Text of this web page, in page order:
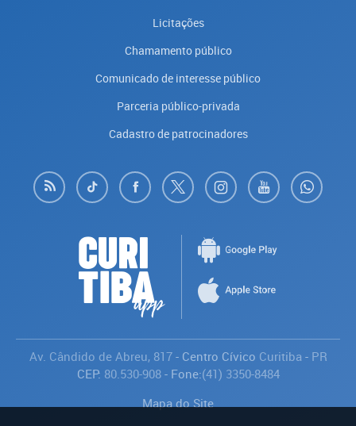
Licitações
Chamamento público
Comunicado de interesse público
Parceria público-privada
Cadastro de patrocinadores
Av. Cândido de Abreu, 817- Centro Cívico Curitiba - PR
CEP: 80.530-908- Fone:(41) 3350-8484
Mapa do Site